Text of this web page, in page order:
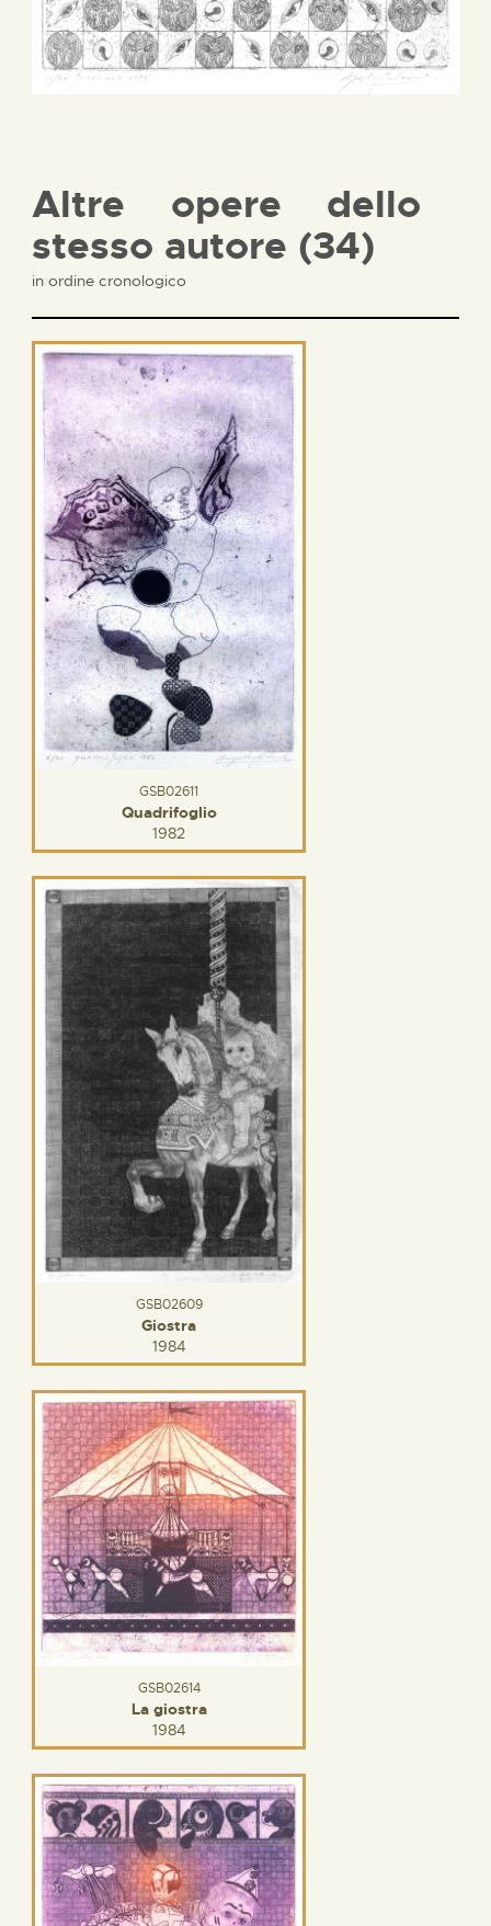
Altre opere dello
stesso autore (34)
in ordine cronologico
GSB02611
Quadrifoglio
1982
GSB02609
Giostra
1984
GSB02614
La giostra
1984